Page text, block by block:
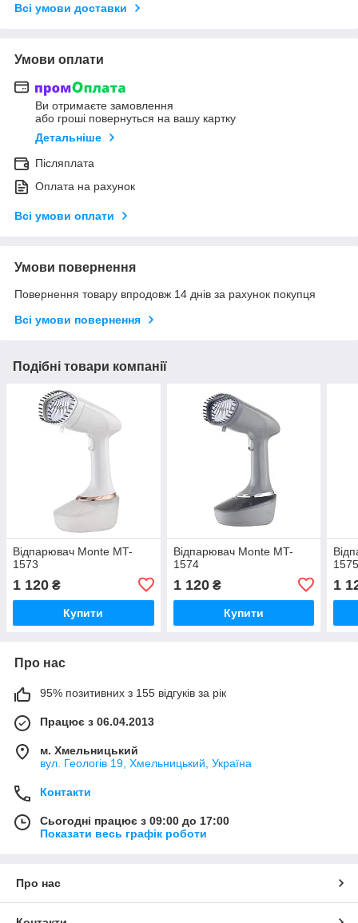
Всі умови доставки
Умови оплати
Ви отримаєте замовлення
або гроші повернуться на вашу картку
Детальніше
Післяплата
Оплата на рахунок
Всі умови оплати
Умови повернення
Повернення товару впродовж 14 днів за рахунок покупця
Всі умови повернення
Подібні товари компанії
Відпарювач Monte MT-
1573
1 120 ₴
Купити
Відпарювач Monte MT-
1574
1 120₴
Купити
1
Про нас
95% позитивних з 155 відгуків за рік
Працює з 06.04.2013
м. Хмельницький
вул. Геологів 19, Хмельницький, Україна
Контакти
Сьогодні працює з 09:00 до 17:00
Показати весь графік роботи
Про нас